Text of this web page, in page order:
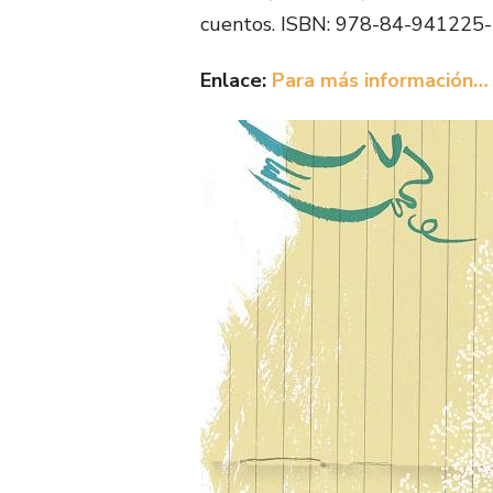
cuentos. ISBN: 978-84-
Enlace: Para más información…